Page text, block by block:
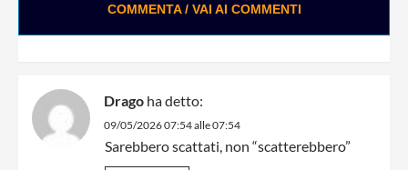
COMMENTA / VAI AI COMMENTI
Drago ha detto:
09/05/2026 07:54 alle 07:54
Sarebbero scattati, non “scatterebbero”